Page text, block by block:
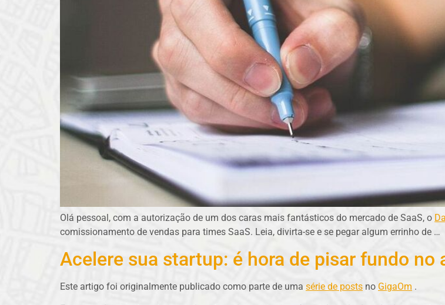
Olá pessoal, com a autorização de um dos caras mais fantásticos do mercado de SaaS, o
comissionamento de vendas para times SaaS. Leia, divirta-se e se pegar algum errinho de …
Acelere sua startup: é hora de pisar fundo no
Este artigo foi originalmente publicado como parte de uma série de posts no GigaOm .